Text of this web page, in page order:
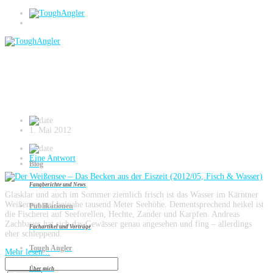
Blog
Fangberichte und News
Publikationen
Fachartikel und Vorträge
Tough Angler
Über mich
Amur
1. Mai 2012
Eine Antwort
Glasklar und auch im Sommer ziemlich frisch ist das Wasser im Kärntner
Weißensee auf beinahe tausend Meter Seehöhe. Dementsprechend heikel ist
die Fischerei auf Seeforellen, Hechte, Zander und Karpfen. Andreas
Zachbauer hat sich das Gewässer genau angesehen und fing – allerdings
eher schleppend.
Mehr lesen...